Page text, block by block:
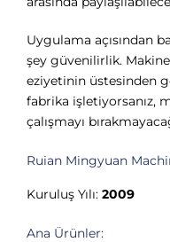
Uygulama açısından
şey güvenilirlik.
eziyetinin üstesinden
fabrika işletiyorsanız,
çalışmayı
Ruian Mingyuan
Kuruluş Yılı: 2009
Ana Ürünler: